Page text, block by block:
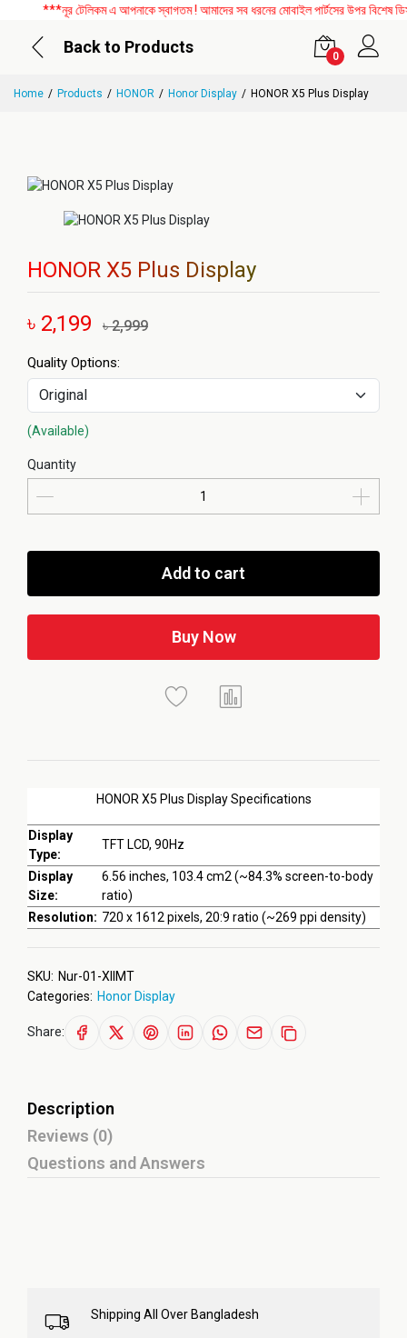
***নূর টেলিকম এ আপনাকে স্বাগতম ! আমাদের সব ধরনের মোবাইল পার্টসের উপর বিশেষ
Back to Products
0
Home Products HONOR Honor Display HONOR X5 Plus Display
HONOR X5 Plus Display
৳ 2,199 ৳ 2,999
HONOR X5 Plus Display Specifications
Display
Type:
TFT LCD, 90Hz
Display
Size:
6.56 inches, 103.4 cm2 (~84.3% screen-to-body
ratio)
Resolution: 720 x 1612 pixels, 20:9 ratio (~269 ppi density)
Quality Options:
(Available)
Quantity
Add to cart
Buy Now
SKU: Nur-01-XIIMT
Categories: Honor Display
Share:
Description
Reviews (0)
Questions and Answers
Shipping All Over Bangladesh